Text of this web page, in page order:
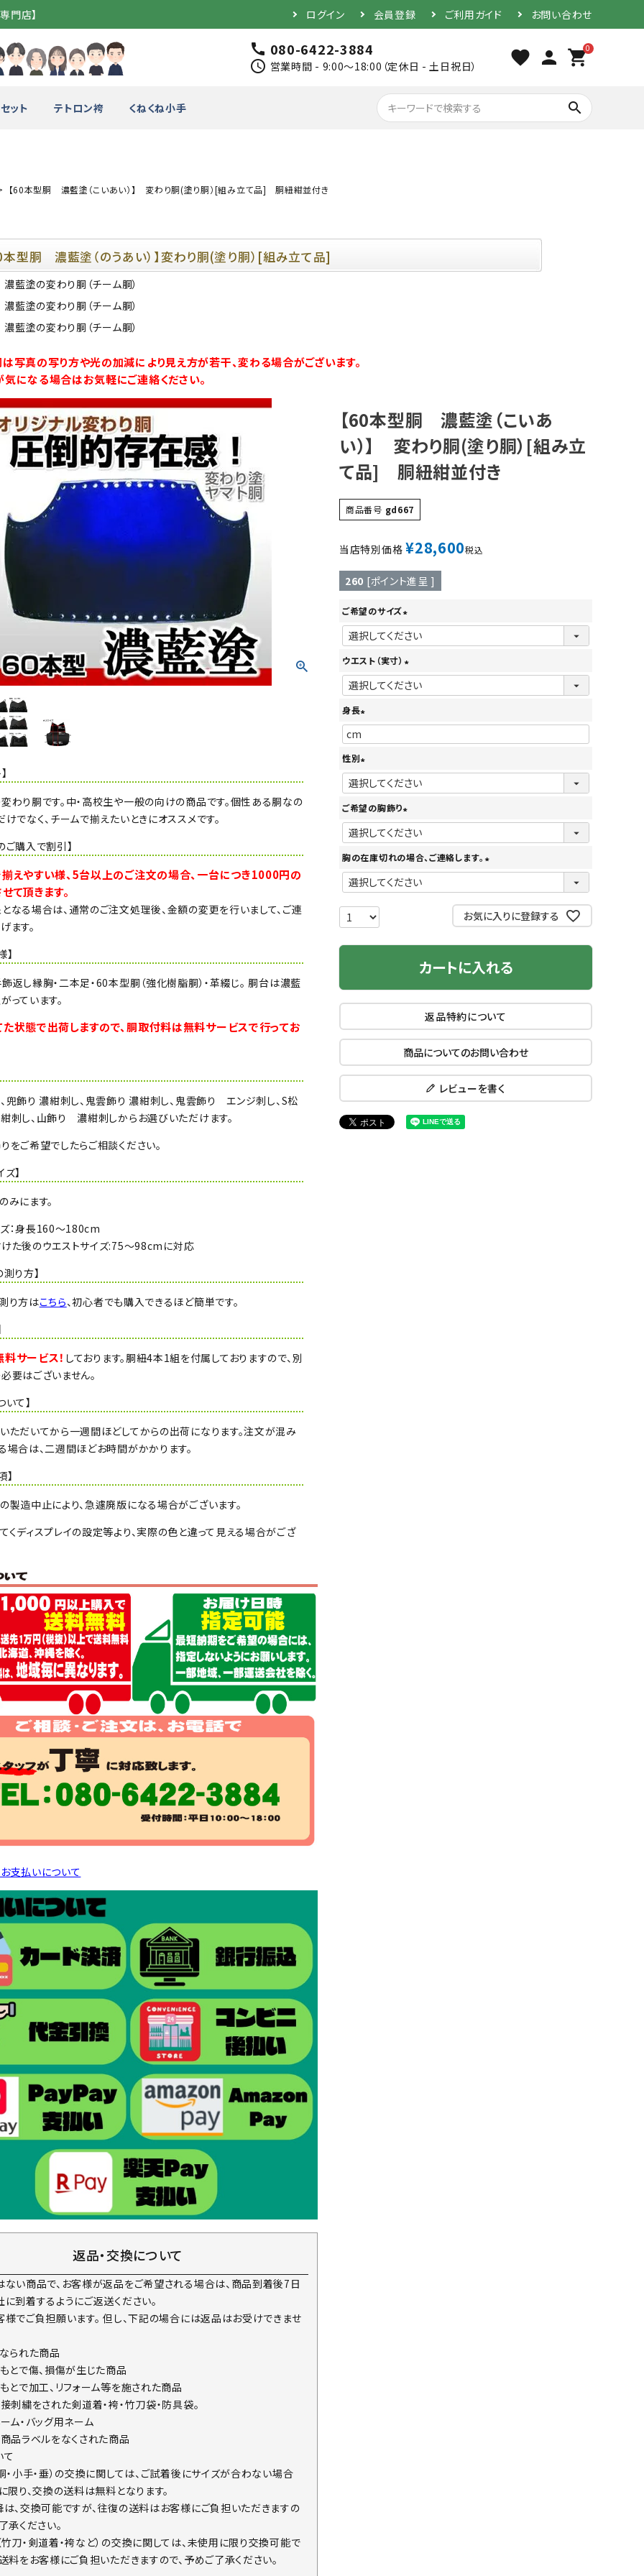
門店】 ログイン 会員登録 ご利用ガイド お問い合わせ
call 080-6422-3884
schedule 営業時間 - 9:00～18:00（定休日 - 土日祝日） favorite person 0
shopping_cart
ット テトロン袴 くねくね小手 search
） 垂（単品）
【60本型胴 濃藍塗（こいあい）】 変わり胴(塗り胴）[組み立て品] 胴紐紺並付き
本型胴 濃藍塗（のうあい）】変わり胴(塗り胴）[組み立て品]
写真の写り方や光の加減により見え方が若干、変わる場合がございます。
になる場合はお気軽にご連絡ください。
わり胴です。中・高校生や一般の向けの商品です。個性ある胴なの
けでなく、チームで揃えたいときにオススメです。
ご購入で割引】
えやすい様、5台以上のご注文の場合、一台につき1000円の
て頂きます。
なる場合は、通常のご注文処理後、金額の変更を行いまして、ご連
ます。
】
返し縁胸・二本足・60本型胴（強化樹脂胴）・革綴じ。 胴台は濃藍
っています。
状態で出荷しますので、胴取付料は無料サービスで行ってお
兜飾り 濃紺刺し、鬼雲飾り 濃紺刺し、鬼雲飾り エンジ刺し、S松
刺し、山飾り 濃紺刺しからお選びいただけます。
をご希望でしたらご相談ください。
】
みにます。
：身長160～180cm
た後のウエストサイズ:75～98cmに対応
測り方】
り方はこちら、初心者でも購入できるほど簡単です。
サービス！ しております。胴紐4本1組を付属しておりますので、別
要はございません。
いて】
ただいてから一週間ほどしてからの出荷になります。注文が混み
場合は、二週間ほどお時間がかかります。
】
製造中止により、急遽廃版になる場合がございます。
くディスプレイの設定等より、実際の色と違って見える場合がござ
支払いについて
返品・交換について
い商品で、お客様が返品をご希望される場合は、商品到着後7日
到着するようにご返送ください。
でご負担願います。 但し、下記の場合には返品はお受けできませ
られた商品
とで傷、損傷が生じた商品
とで加工、リフォーム等を施された商品
刺繍をされた剣道着・袴・竹刀袋・防具袋。
ム・バッグ用ネーム
品ラベルをなくされた商品
・小手・垂）の交換に関しては、ご試着後にサイズが合わない場合
限り、交換の送料は無料となります。
、交換可能ですが、往復の送料はお客様にご負担いただきますの
承ください。
刀・剣道着・袴など）の交換に関しては、未使用に限り交換可能で
料をお客様にご負担いただきますので、予めご了承ください。
【60本型胴 濃藍塗（こいあ
い）】 変わり胴(塗り胴）[組み立
て品] 胴紐紺並付き
商品番号 gd667
当店特別価格 ¥28,600税込
260 [ポイント進呈 ]
ご希望のサイズ
(
必
須
)
ウエスト（実寸）
(
必
身長
(
必
須
)
性別
(
必
須
)
ご希望の胸飾り
(
必
須
)
胸の在庫切れの場合、ご連絡します。
必
須
)
お気に入りに登録する
カートに入れる
返品特約について
商品についてのお問い合わせ
レビューを書く